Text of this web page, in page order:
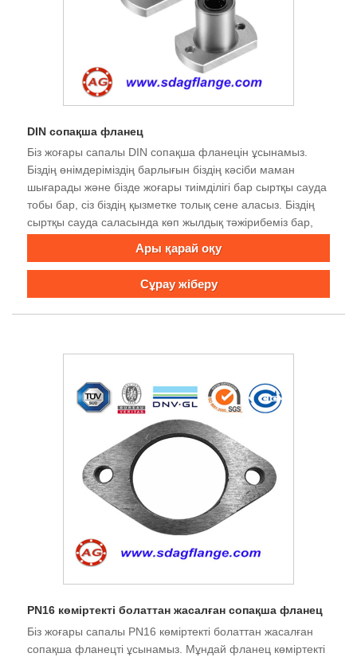
DIN сопақша фланец
Біз жоғары сапалы DIN сопақша фланецін ұсынамыз.
Біздің өнімдеріміздің барлығын біздің кәсіби маман
шығарады және бізде жоғары тиімділігі бар сыртқы сауда
тобы бар, сіз біздің қызметке толық сене аласыз. Біздің
сыртқы сауда саласында көп жылдық тәжірибеміз бар,
Ары қарай оқу
Сұрау жіберу
PN16 көміртекті болаттан жасалған сопақша фланец
Біз жоғары сапалы PN16 көміртекті болаттан жасалған
сопақша фланецті ұсынамыз. Мұндай фланец көміртекті